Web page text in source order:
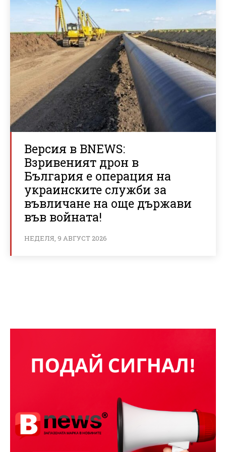
Версия в BNEWS:
Взривеният дрон в
България е операция на
украинските служби за
въвличане на още държави
във войната!
НЕДЕЛЯ, 9 АВГУСТ 2026